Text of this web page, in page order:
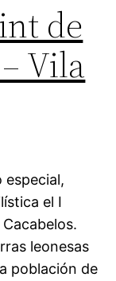
de
Vila
especial,
el I
leonesas
población de